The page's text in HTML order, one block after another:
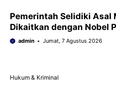
Pemerintah Selidiki Asal
Dikaitkan dengan Nobel
admin Jumat, 7 Agustus 2026
Hukum & Kriminal